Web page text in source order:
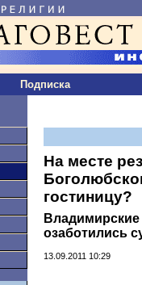
Подписка
На месте
гостиницу?
озаботились
13.09.2011 10:29